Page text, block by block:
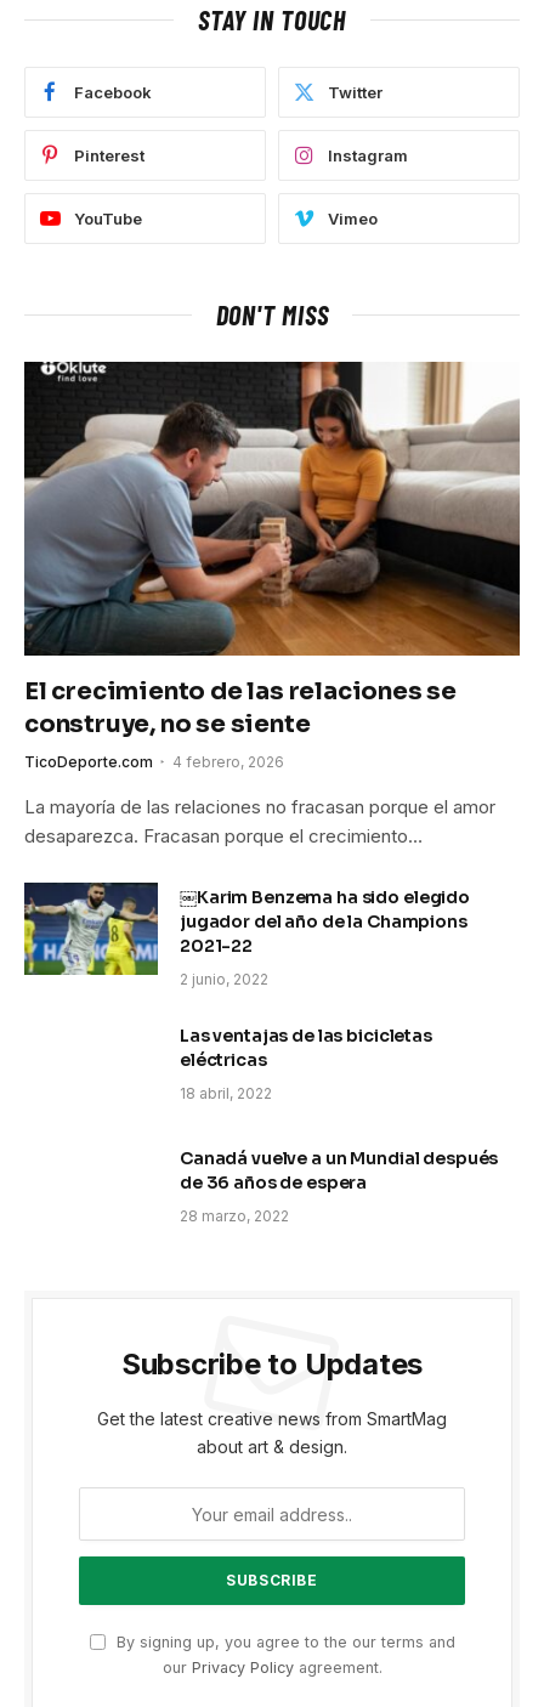
STAY IN TOUCH
Facebook Twitter
Pinterest Instagram
YouTube Vimeo
DON'T MISS
El crecimiento de las relaciones se
construye, no se siente
TicoDeporte.com 4 febrero, 2026
La mayoría de las relaciones no fracasan porque el amor
desaparezca. Fracasan porque el crecimiento…
￼Karim Benzema ha sido elegido
jugador del año de la Champions
2021-22
2 junio, 2022
Las ventajas de las bicicletas
eléctricas
18 abril, 2022
Canadá vuelve a un Mundial después
de 36 años de espera
28 marzo, 2022
Subscribe to Updates
Get the latest creative news from SmartMag
about art & design.
By signing up, you agree to the our terms and
our Privacy Policyagreement.